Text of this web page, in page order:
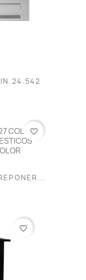
IN.24.542
favorite_border
favorite_border